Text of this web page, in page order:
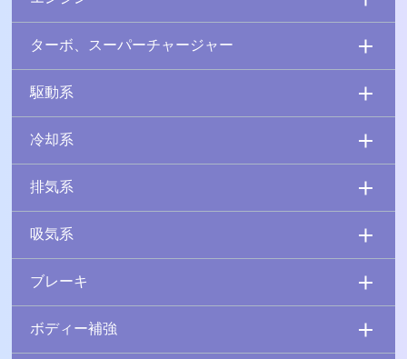
ターボ、スーパーチャージャー
駆動系
冷却系
排気系
吸気系
ブレーキ
ボディー補強